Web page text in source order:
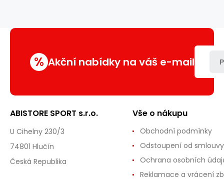
% Akční nabídky na váš e-mail
ABISTORE SPORT s.r.o.
U Cihelny 230/3
74801 Hlučín
Česká Republika
Vše o nákupu
Obchodní podmínky
Odstoupení od smlouvy
Ochrana osobních
Reklamace a vrácení